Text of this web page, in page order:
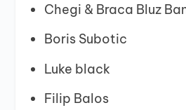
Chegi & Braca Bluz
Boris Subotic
Luke black
Filip Balos